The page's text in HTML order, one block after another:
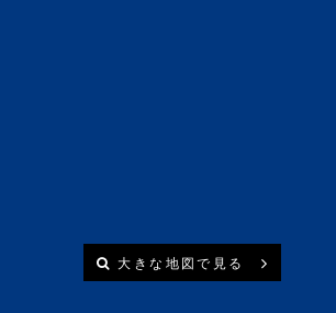
大きな地図で見る